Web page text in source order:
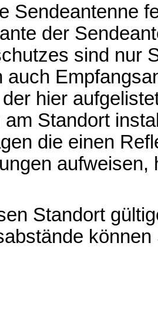
Sendeantenne
der
sind nur
auch
hier
Standort
die einen
Standort